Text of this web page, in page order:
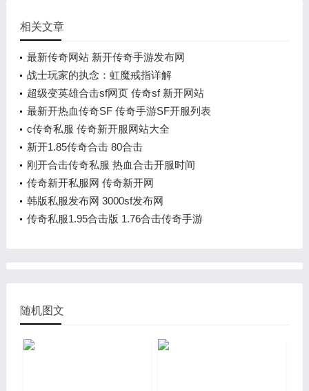
相关文章
最新传奇网站 新开传奇手游发布网
战士玩家的执念：虹魔戒指详解
超级变英雄合击sf网页 传奇sf 新开网站
最新开热血传奇SF 传奇手游SF开服列表
c传奇私服 传奇新开服网站大全
新开1.85传奇合击 80合击
刚开合击传奇私服 热血合击开服时间
传奇新开私服网 传奇新开网
韩版私服发布网 3000sf发布网
传奇私服1.95合击版 1.76合击传奇手游
随机图文